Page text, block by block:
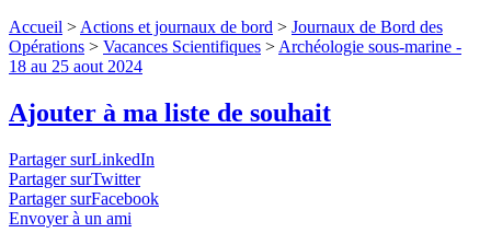
Accueil > Actions et journaux de bord > Journaux de Bord des
Opérations > Vacances Scientifiques > Archéologie sous-marine -
18 au 25 aout 2024
Ajouter à ma liste de souhait
Partager surLinkedIn
Partager surTwitter
Partager surFacebook
Envoyer à un ami